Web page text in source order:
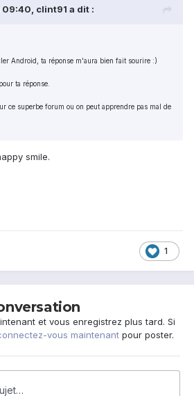
clint91 a dit :
Android, ta réponse m'aura bien fait sourire :)
ta réponse.
ce superbe forum ou on peut apprendre pas mal de
smile.
1
et vous enregistrez plus tard. Si
vous maintenant pour poster.